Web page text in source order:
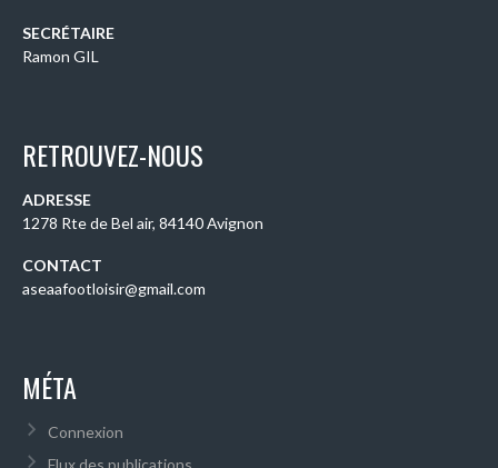
SECRÉTAIRE
Ramon GIL
RETROUVEZ-NOUS
ADRESSE
1278 Rte de Bel air, 84140 Avignon
CONTACT
aseaafootloisir@gmail.com
MÉTA
Connexion